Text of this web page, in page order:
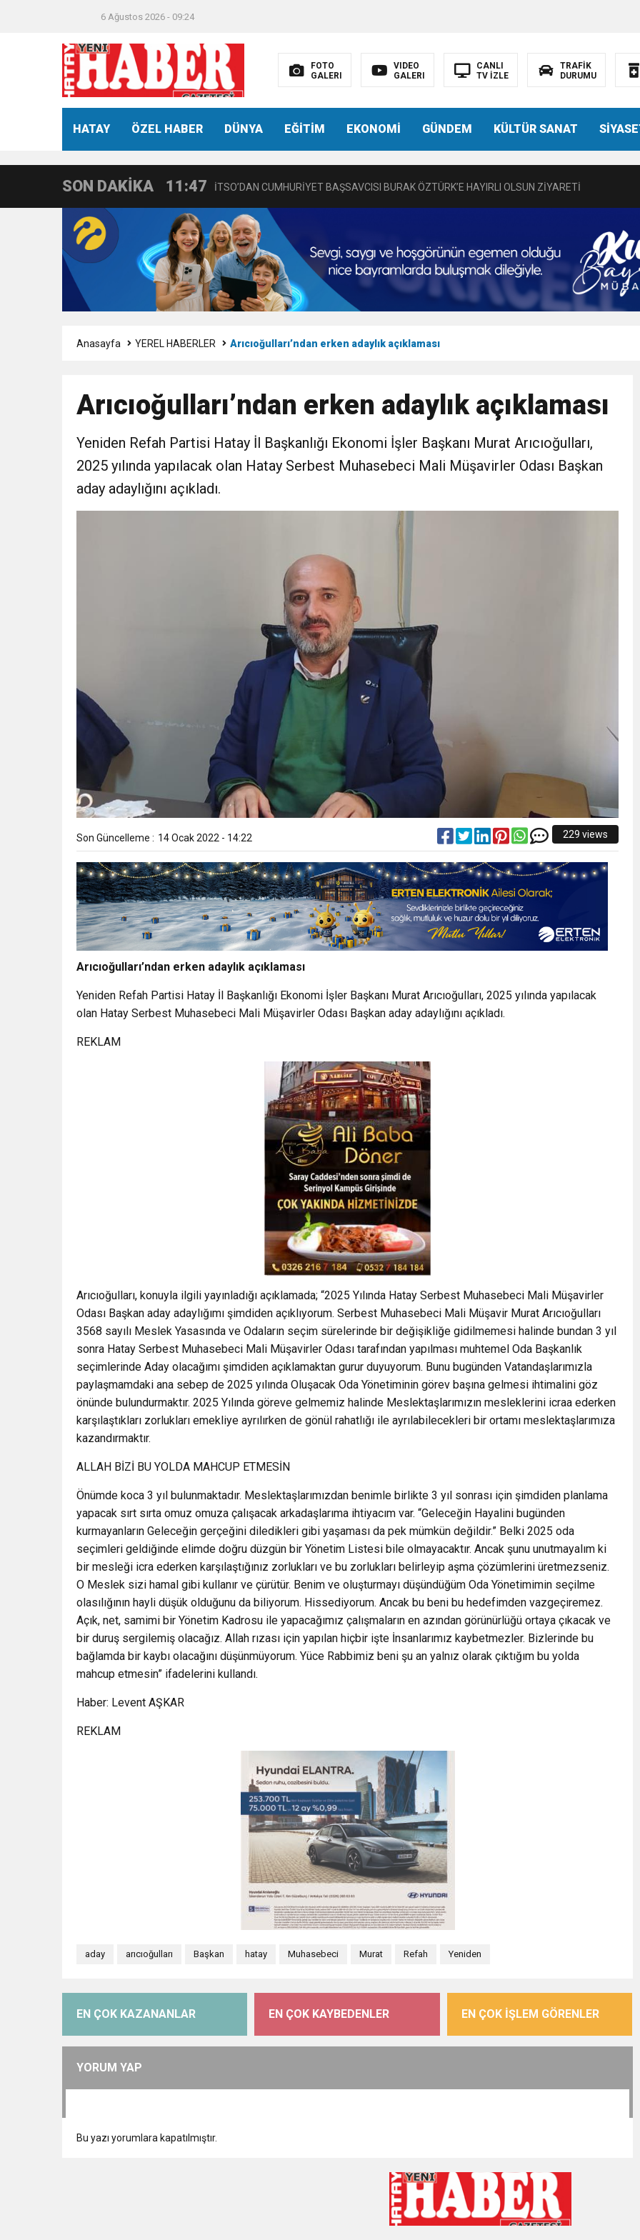
6 Ağustos 2026 - 09:24
FOTO
GALERI
VIDEO
GALERI
CANLI
TV İZLE
TRAFİK
DURUMU
HATAY ÖZEL HABER DÜNYA EĞİTİM EKONOMİ GÜNDEM KÜLTÜR SANAT
SON DAKİKA
21:40
11:47 İTSO’DAN CUMHURİYET BAŞSAVCISI BURAK ÖZTÜRK’E HAYIRLI OLSUN ZİYARETİ
18:55 İNCE’NİN CHP’DE KALMASININ PERDE ARKASI: GÖRÜNENDEN DAHA FAZLASI MI VAR?
11:57 IŞIL Eczanesi Görkemli Bir Törenle Hizmete Açıldı
21:40
6:19 HBB BAŞKANI ÖNTÜRK’ÜN CUMHURİYET BAYRAMI MESAJI
17:36 KURUMLAR VERGİSİ ERTELENDİ
1:00
CEYLANDERE’DE BAŞKAN EMRAH KARAÇAY’A SEVGİ SELİ
BAŞKAN SAMİ ÜSTÜN’DEN GÖNÜLLERE DOKUNAN ZİYARET
Anasayfa YEREL HABERLER Arıcıoğulları’ndan erken adaylık açıklaması
Arıcıoğulları’ndan erken adaylık açıklaması
Yeniden Refah Partisi Hatay İl Başkanlığı Ekonomi İşler Başkanı Murat Arıcıoğulları,
2025 yılında yapılacak olan Hatay Serbest Muhasebeci Mali Müşavirler Odası Başkan
aday adaylığını açıkladı.
Son Güncelleme : 14 Ocak 2022 - 14:22 229 views
Arıcıoğulları’ndan erken adaylık açıklaması
Yeniden Refah Partisi Hatay İl Başkanlığı Ekonomi İşler Başkanı Murat Arıcıoğulları, 2025 yılında yapılacak
olan Hatay Serbest Muhasebeci Mali Müşavirler Odası Başkan aday adaylığını açıkladı.
REKLAM
Arıcıoğulları, konuyla ilgili yayınladığı açıklamada; “2025 Yılında Hatay Serbest Muhasebeci Mali Müşavirler
Odası Başkan aday adaylığımı şimdiden açıklıyorum. Serbest Muhasebeci Mali Müşavir Murat Arıcıoğulları
3568 sayılı Meslek Yasasında ve Odaların seçim sürelerinde bir değişikliğe gidilmemesi halinde bundan 3 yıl
sonra Hatay Serbest Muhasebeci Mali Müşavirler Odası tarafından yapılması muhtemel Oda Başkanlık
seçimlerinde Aday olacağımı şimdiden açıklamaktan gurur duyuyorum. Bunu bugünden Vatandaşlarımızla
paylaşmamdaki ana sebep de 2025 yılında Oluşacak Oda Yönetiminin görev başına gelmesi ihtimalini göz
önünde bulundurmaktır. 2025 Yılında göreve gelmemiz halinde Meslektaşlarımızın mesleklerini icraa ederken
karşılaştıkları zorlukları emekliye ayrılırken de gönül rahatlığı ile ayrılabilecekleri bir ortamı meslektaşlarımıza
kazandırmaktır.
ALLAH BİZİ BU YOLDA MAHCUP ETMESİN
Önümde koca 3 yıl bulunmaktadır. Meslektaşlarımızdan benimle birlikte 3 yıl sonrası için şimdiden planlama
yapacak sırt sırta omuz omuza çalışacak arkadaşlarıma ihtiyacım var. “Geleceğin Hayalini bugünden
kurmayanların Geleceğin gerçeğini diledikleri gibi yaşaması da pek mümkün değildir.” Belki 2025 oda
seçimleri geldiğinde elimde doğru düzgün bir Yönetim Listesi bile olmayacaktır. Ancak şunu unutmayalım ki
bir mesleği icra ederken karşılaştığınız zorlukları ve bu zorlukları belirleyip aşma çözümlerini üretmezseniz.
O Meslek sizi hamal gibi kullanır ve çürütür. Benim ve oluşturmayı düşündüğüm Oda Yönetimimin seçilme
olasılığının hayli düşük olduğunu da biliyorum. Hissediyorum. Ancak bu beni bu hedefimden vazgeçiremez.
Açık, net, samimi bir Yönetim Kadrosu ile yapacağımız çalışmaların en azından görünürlüğü ortaya çıkacak ve
bir duruş sergilemiş olacağız. Allah rızası için yapılan hiçbir işte İnsanlarımız kaybetmezler. Bizlerinde bu
bağlamda bir kaybı olacağını düşünmüyorum. Yüce Rabbimiz beni şu an yalnız olarak çıktığım bu yolda
mahcup etmesin” ifadelerini kullandı.
Haber: Levent AŞKAR
REKLAM
aday arıcıoğulları Başkan hatay Muhasebeci Murat Refah Yeniden
EN ÇOK KAZANANLAR EN ÇOK KAYBEDENLER EN ÇOK İŞLEM GÖRENLER
YORUM YAP
Bu yazı yorumlara kapatılmıştır.